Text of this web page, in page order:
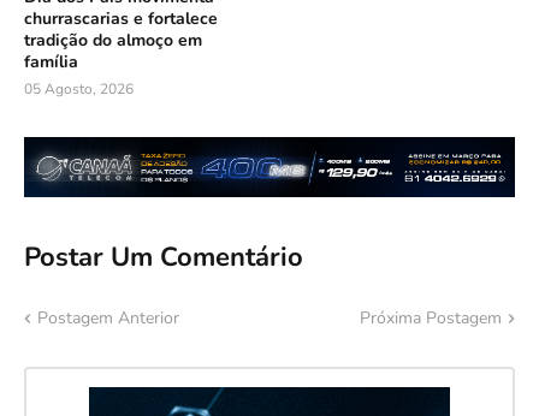
churrascarias e fortalece
tradição do almoço em
família
05 Agosto, 2026
Postar Um Comentário
Postagem Anterior Próxima Postagem